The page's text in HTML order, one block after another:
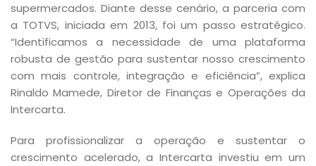
supermercados. Diante desse cenário, a parceria com
a TOTVS, iniciada em 2013, foi um passo estratégico.
“Identificamos a necessidade de uma plataforma
robusta de gestão para sustentar nosso crescimento
com mais controle, integração e eficiência”, explica
Rinaldo Mamede, Diretor de Finanças e Operações da
Intercarta.
Para profissionalizar a operação e sustentar o
crescimento acelerado, a Intercarta investiu em um